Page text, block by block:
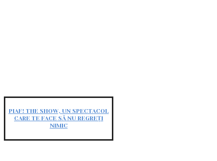
PIAF! THE SHOW, UN SPECTACOL
CARE TE FACE SĂ NU REGREȚI
NIMIC